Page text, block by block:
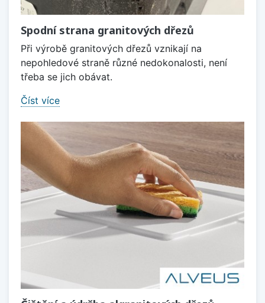
Spodní strana granitových dřezů
Při výrobě granitových dřezů vznikají na
nepohledové straně různé nedokonalosti, není
třeba se jich obávat.
Číst více